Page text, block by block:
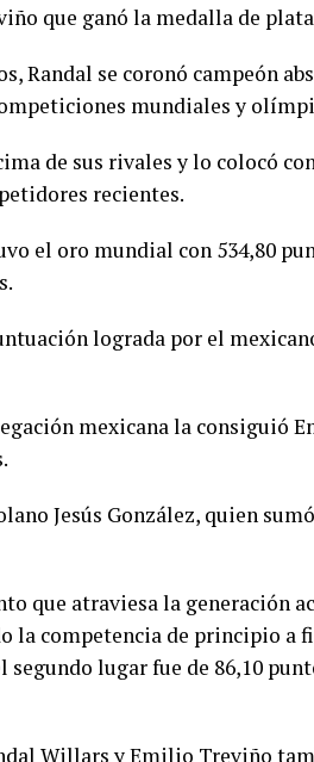
que ganó la medalla de
Randal se coronó campeón
mundiales y
de sus rivales y lo colocó
recientes.
el oro mundial con 534,80
lograda por el
mexicana la consiguió
Jesús González, quien
que atraviesa la generación
la competencia de principio a
lugar fue de 86,10
Willars y Emilio Treviño